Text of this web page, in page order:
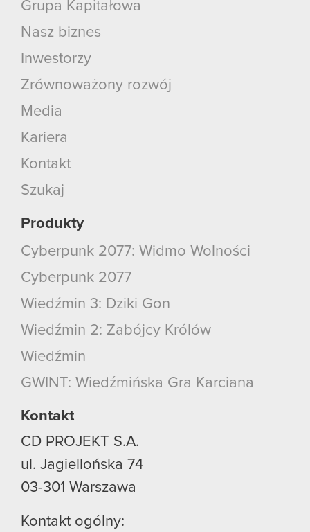
Grupa Kapitałowa
Nasz biznes
Inwestorzy
Zrównoważony rozwój
Media
Kariera
Kontakt
Szukaj
Produkty
Cyberpunk 2077: Widmo Wolności
Cyberpunk 2077
Wiedźmin 3: Dziki Gon
Wiedźmin 2: Zabójcy Królów
Wiedźmin
GWINT: Wiedźmińska Gra Karciana
Kontakt
CD PROJEKT S.A.
ul. Jagiellońska 74
03-301 Warszawa
Kontakt ogólny: